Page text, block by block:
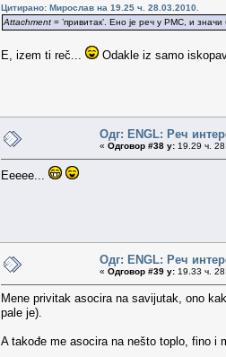
Цитирано: Мирослав на 19.25 ч. 28.03.2010.
Attachment = ’привитак’. Ено је реч у РМС, и значи
E, izem ti reč... Odakle iz samo
Одг: ENGL: Реч
« Одговор #38 у: 19.29 ч.
Eeeee...
Одг: ENGL: Реч
« Одговор #39 у: 19.33 ч.
Mene privitak asocira na savijutak, ono
pale je).
A takođe me asocira na nešto toplo, fino i